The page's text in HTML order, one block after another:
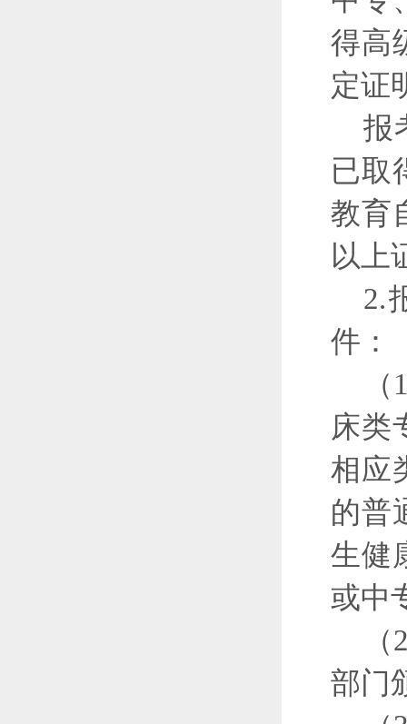
得高
定证
报
已取
教育
以上
2.
件：
床类
相应
的普
生健
或中
部门